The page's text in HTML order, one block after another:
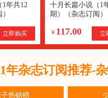
年共12
立即购买
十月长篇小说（1
期）（杂志订阅）
￥ 117.00 立
年杂志订阅推荐-
热销榜